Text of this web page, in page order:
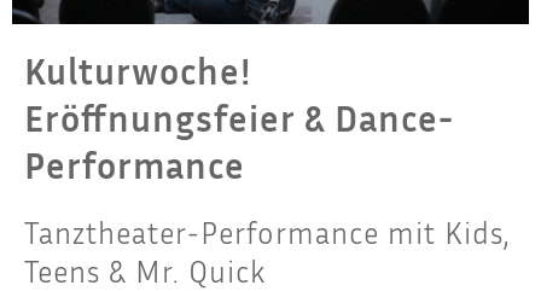
Kulturwoche!
Eröffnungsfeier & Dance-
Performance
Tanztheater-Performance mit Kids,
Teens & Mr. Quick